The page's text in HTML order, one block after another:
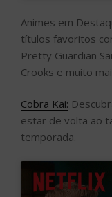
Animes em
títulos favoritos
Pretty Guardian
Crooks e muito
Cobra Kai:
estar de volta ao
temporada.